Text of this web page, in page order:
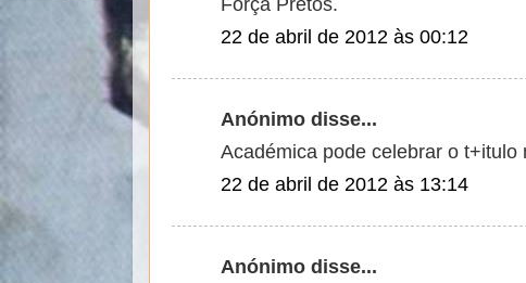
22 de abril de 2012 às 00:12
Anónimo disse...
Académica pode celebrar o
22 de abril de 2012 às 13:14
Anónimo disse...